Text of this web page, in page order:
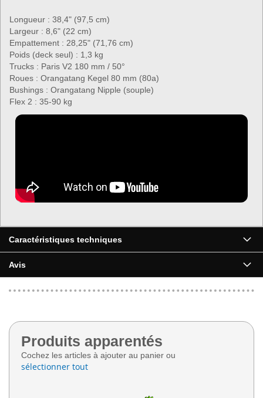
Longueur : 38,4" (97,5 cm)
Largeur : 8,6" (22 cm)
Empattement : 28,25" (71,76 cm)
Poids (deck seul) : 1,3 kg
Trucks : Paris V2 180 mm / 50°
Roues : Orangatang Kegel 80 mm (80a)
Bushings : Orangatang Nipple (souple)
Flex 2 : 35-90 kg
Caractéristiques techniques
Avis
Produits apparentés
Cochez les articles à ajouter au panier ou
sélectionner tout